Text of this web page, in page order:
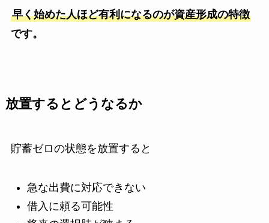
早く始めた人ほど有利になるのが資産形成の特徴
です。
放置するとどうなるか
貯蓄ゼロの状態を放置すると
急な出費に対応できない
借入に頼る可能性